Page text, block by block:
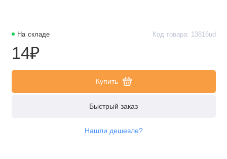
На складе Код товара: 13816ud
14₽
Купить
Быстрый заказ
Нашли дешевле?